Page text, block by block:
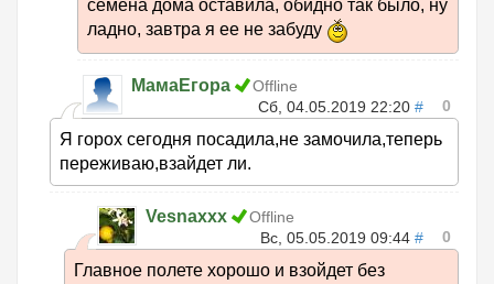
семена дома оставила, обидно так было, ну
ладно, завтра я ее не забуду
МамаЕгора
Offline
Сб, 04.05.2019 22:20 # 0
Я горох сегодня посадила,не замочила,теперь
переживаю,взайдет ли.
Vesnaxxx
Offline
Вс, 05.05.2019 09:44 # 0
Главное полете хорошо и взойдет без